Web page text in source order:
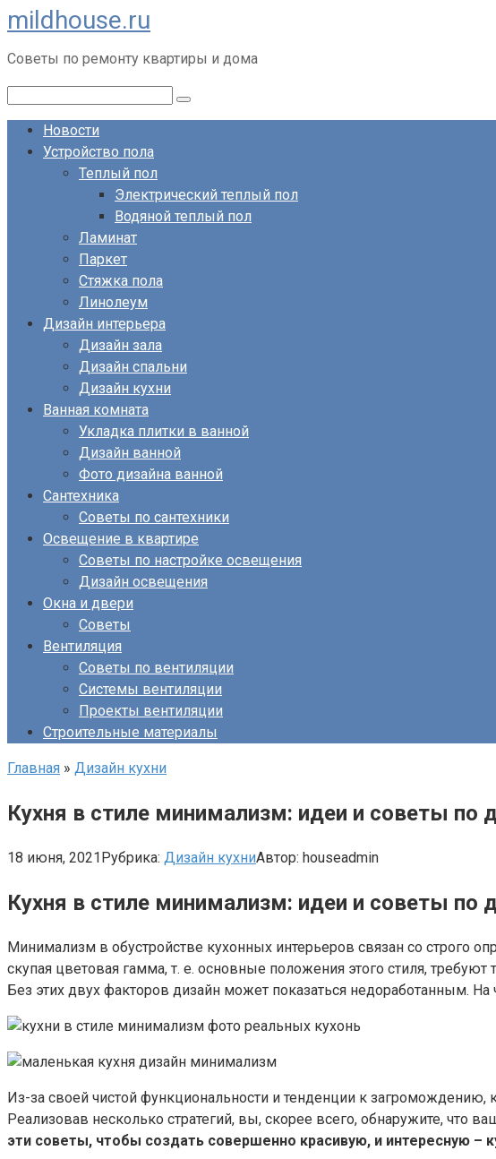
Перейти
к
контенту
mildhouse.ru
Советы по ремонту квартиры и дома
Новости
Устройство пола
Теплый пол
Электрический теплый пол
Водяной теплый пол
Ламинат
Паркет
Стяжка пола
Линолеум
Дизайн интерьера
Дизайн зала
Дизайн спальни
Дизайн кухни
Ванная комната
Укладка плитки в ванной
Дизайн ванной
Фото дизайна ванной
Сантехника
Советы по сантехники
Освещение в квартире
Советы по настройке освещения
Дизайн освещения
Окна и двери
Советы
Вентиляция
Советы по вентиляции
Системы вентиляции
Проекты вентиляции
Строительные материалы
Главная » Дизайн кухни
Кухня в стиле минимализм: идеи и советы
18 июня, 2021Рубрика: Дизайн кухниАвтор: houseadmin
Кухня в стиле минимализм: идеи и советы по
Минимализм в обустройстве кухонных интерьеров связан со
скупая цветовая гамма, т. е. основные положения этого стиля,
Без этих двух факторов дизайн может показаться недоработанным.
Из-за своей чистой функциональности и тенденции к загромождению,
Реализовав несколько стратегий, вы, скорее всего, обнаружите, что
эти советы, чтобы создать совершенно красивую, и интересную –